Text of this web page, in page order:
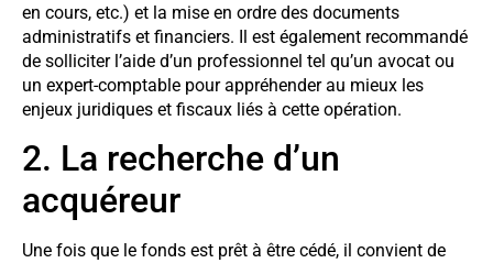
en cours, etc.) et la mise en ordre des documents
administratifs et financiers. Il est également recommandé
de solliciter l’aide d’un professionnel tel qu’un avocat ou
un expert-comptable pour appréhender au mieux les
enjeux juridiques et fiscaux liés à cette opération.
2. La recherche d’un
acquéreur
Une fois que le fonds est prêt à être cédé, il convient de